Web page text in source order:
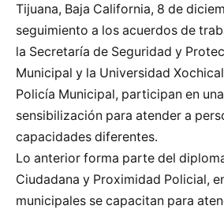
Tijuana, Baja California, 8 de
seguimiento a los acuerdos de
la Secretaría de Seguridad y
Municipal y la Universidad
Policía Municipal, participan en
sensibilización para atender a
capacidades diferentes.
Lo anterior forma parte del
Ciudadana y Proximidad Policial,
municipales se capacitan para